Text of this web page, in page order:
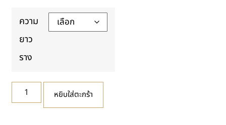
ความ
ยาว
ราง
หยิบใส่ตะกร้า